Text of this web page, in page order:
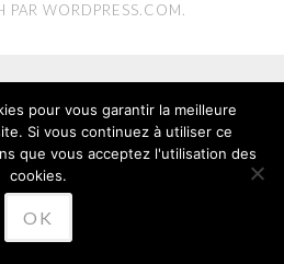
PAR WORDPRESS.COM
pour vous garantir la meilleure
Si vous continuez à utiliser ce
que vous acceptez l'utilisation des
cookies.
OK